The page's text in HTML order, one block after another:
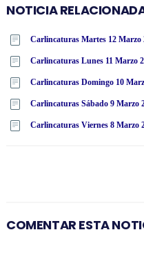
NOTICIA
Carlincaturas Martes 12 Marzo
Carlincaturas Lunes 11 Marzo
Carlincaturas Domingo 10
Carlincaturas Sábado 9 Marzo
Carlincaturas Viernes 8 Marzo
COMENTAR ESTA